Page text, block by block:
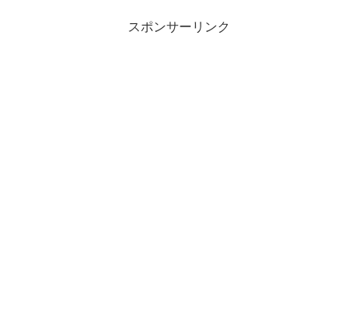
スポンサーリンク